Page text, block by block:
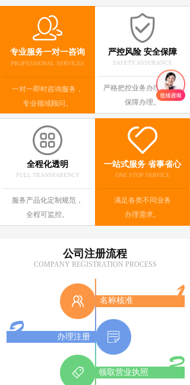
严控风险 安全保障
专业服务一对一咨询
SAFETY ASSURANCE
PROFESSIONAL SERVICES
严格把控业务办理风险，
保障办理。
一对一即时咨询服务，
专业领域顾问。
一站式服务 省事省心
全程化透明
FULL TRANSPARENCY ONE STOP SERVICE
满足各类不同业务
办理需求。
服务产品化定制规范，
全程可监控。
公司注册流程
COMPANY REGISTRATION PROCESS
名称核准
办理注册
领取营业执照